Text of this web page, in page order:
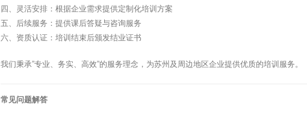
四、灵活安排：根据企业需求提供定制化培训方案
五、后续服务：提供课后答疑与咨询服务
六、资质认证：培训结束后颁发结业证书
我们秉承”专业、务实、高效”的服务理念，为苏州及周边地区企业提供优质的培训服务。
常见问题解答